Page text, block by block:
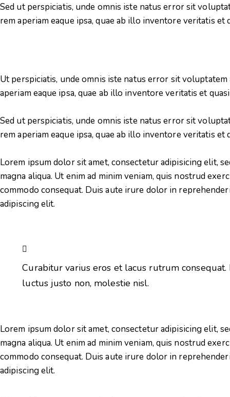
Sed ut perspiciatis, unde omnis iste natus error sit
rem aperiam eaque ipsa, quae ab illo inventore veritatis et
Ut perspiciatis, unde omnis iste natus error sit
aperiam eaque ipsa, quae ab illo inventore veritatis et
Sed ut perspiciatis, unde omnis iste natus error sit
rem aperiam eaque ipsa, quae ab illo inventore veritatis
Lorem ipsum dolor sit amet, consectetur adipisicing elit,
magna aliqua. Ut enim ad minim veniam, quis nostrud
commodo consequat. Duis aute irure dolor in
adipiscing elit.
Curabitur varius eros et lacus rutrum
luctus justo non, molestie nisl.
Lorem ipsum dolor sit amet, consectetur adipisicing elit,
magna aliqua. Ut enim ad minim veniam, quis nostrud
commodo consequat. Duis aute irure dolor in
adipiscing elit.